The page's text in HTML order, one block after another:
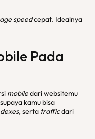
speedcepat. Idealnya
Pada
mobiledari websitemu
kamu bisa
serta trafficdari